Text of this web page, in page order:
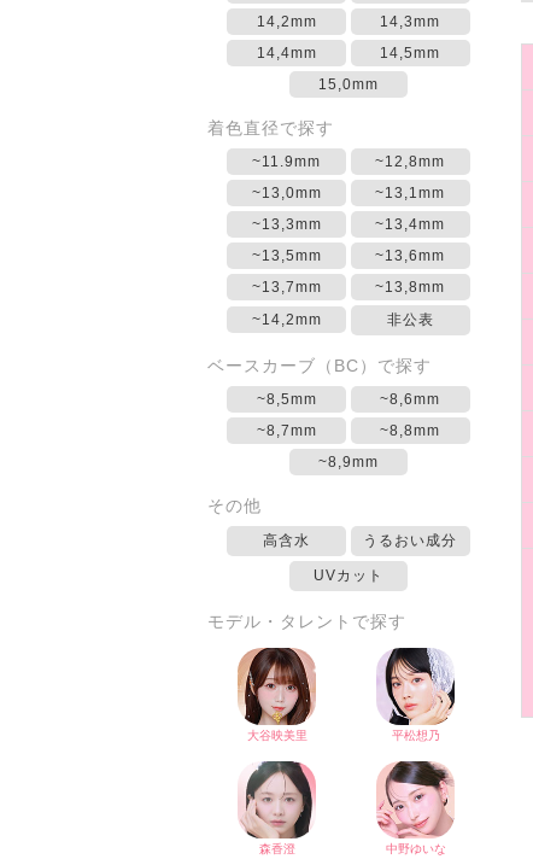
14,2mm
14,3mm
14,4mm
14,5mm
15,0mm
着色直径で探す
~11.9mm
~12,8mm
~13,0mm
~13,1mm
~13,3mm
~13,4mm
~13,5mm
~13,6mm
~13,7mm
~13,8mm
~14,2mm
非公表
ベースカーブ（BC）で探す
~8,5mm
~8,6mm
~8,7mm
~8,8mm
~8,9mm
その他
高含水 うるおい成分
UVカット
モデル・タレントで探す